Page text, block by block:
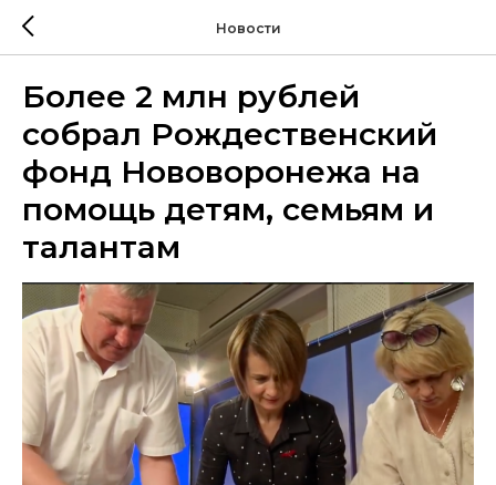
Новости
Более 2 млн рублей
собрал Рождественский
фонд Нововоронежа на
помощь детям, семьям и
талантам